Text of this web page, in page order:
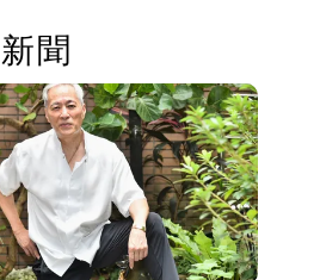
新聞